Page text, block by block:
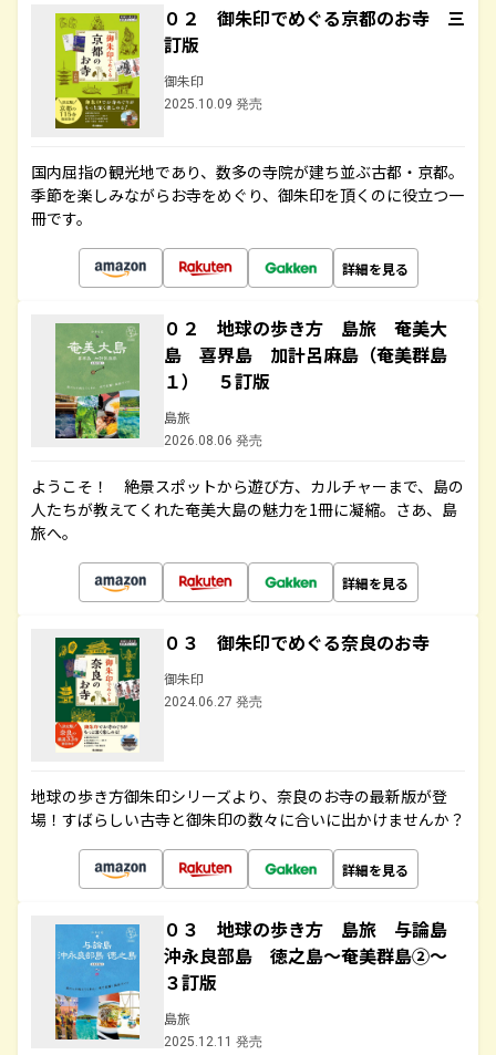
０２ 御朱印でめぐる京都のお寺 三
訂版
御朱印
2025.10.09 発売
国内屈指の観光地であり、数多の寺院が建ち並ぶ古都・京都。
季節を楽しみながらお寺をめぐり、御朱印を頂くのに役立つ一
冊です。
詳細を見る
０２ 地球の歩き方 島旅 奄美大
島 喜界島 加計呂麻島（奄美群島
１） ５訂版
島旅
2026.08.06 発売
ようこそ！ 絶景スポットから遊び方、カルチャーまで、島の
人たちが教えてくれた奄美大島の魅力を1冊に凝縮。さあ、島
旅へ。
詳細を見る
０３ 御朱印でめぐる奈良のお寺
御朱印
2024.06.27 発売
地球の歩き方御朱印シリーズより、奈良のお寺の最新版が登
場！すばらしい古寺と御朱印の数々に合いに出かけませんか？
詳細を見る
０３ 地球の歩き方 島旅 与論島
沖永良部島 徳之島～奄美群島②～
３訂版
島旅
2025.12.11 発売